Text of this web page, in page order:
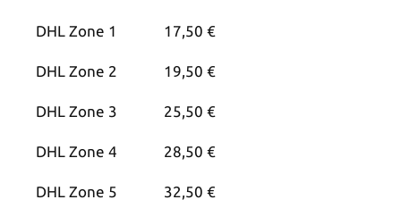
DHL Zone 1 17,50 €
DHL Zone 2 19,50 €
DHL Zone 3 25,50 €
DHL Zone 4 28,50 €
DHL Zone 5 32,50 €